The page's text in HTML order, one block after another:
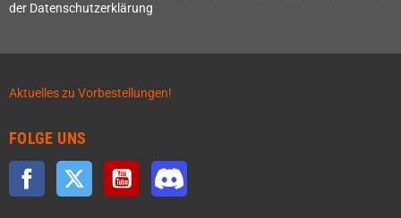
der Datenschutzerklärung
Aktuelles zu Vorbestellungen!
FOLGE UNS
Facebook Twitter YouTube